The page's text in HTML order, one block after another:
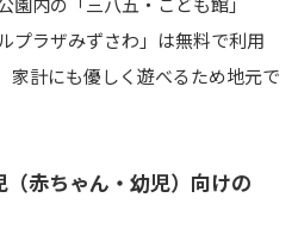
プラザみずさわ」は無料で利用
家計にも優しく遊べるため地元で
赤ちゃん・幼児）向けの